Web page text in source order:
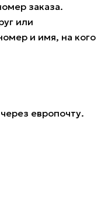
заказа.
или
и имя, на кого
европочту.